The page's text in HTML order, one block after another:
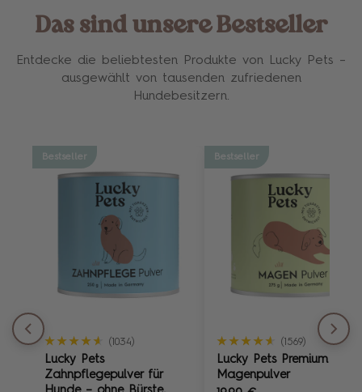
Das sind unsere Bestseller
Entdecke die beliebtesten Produkte von Lucky Pets –
ausgewählt von tausenden zufriedenen
Hundebesitzern.
Bestseller
★★★★★
★★★★★ (1034)
Lucky Pets
Zahnpflegepulver für
Bestseller
★★★★★
★★★★★ (1569)
Lucky Pets Premium
Magenpulver